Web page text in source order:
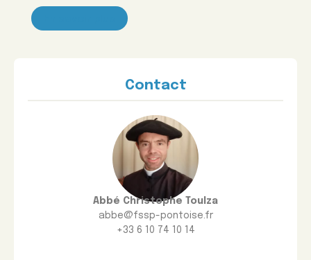
Contact
Abbé Christophe Toulza
abbe@fssp-pontoise.fr
+33 6 10 74 10 14